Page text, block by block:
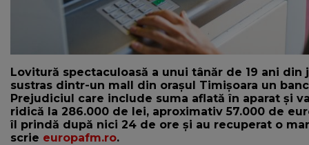
Lovitură spectaculoasă a unui tânăr de 19 ani din
sustras dintr-un mall din orașul Timișoara un
Prejudiciul care include suma aflată în aparat și
ridică la 286.000 de lei, aproximativ 57.000 de
îl prindă după nici 24 de ore și au recuperat o
scrie europafm.ro.